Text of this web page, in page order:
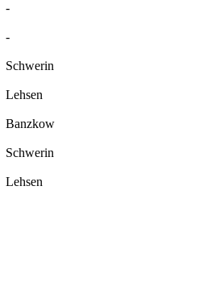
-
-
Schwerin
Lehsen
Banzkow
Schwerin
Lehsen